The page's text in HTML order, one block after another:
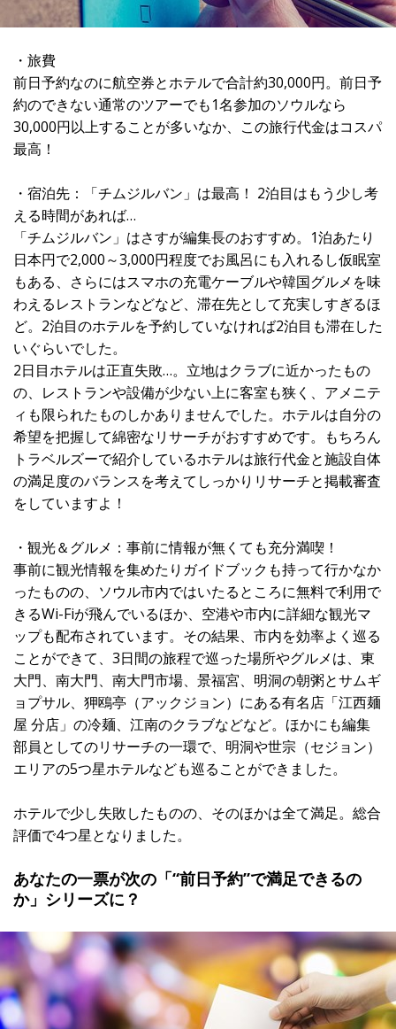
・旅費
前日予約なのに航空券とホテルで合計約30,000円。前日予
約のできない通常のツアーでも1名参加のソウルなら
30,000円以上することが多いなか、この旅行代金はコスパ
最高！
・宿泊先：「チムジルバン」は最高！ 2泊目はもう少し考
える時間があれば…
「チムジルバン」はさすが編集長のおすすめ。1泊あたり
日本円で2,000～3,000円程度でお風呂にも入れるし仮眠室
もある、さらにはスマホの充電ケーブルや韓国グルメを味
わえるレストランなどなど、滞在先として充実しすぎるほ
ど。2泊目のホテルを予約していなければ2泊目も滞在した
いぐらいでした。
2日目ホテルは正直失敗…。立地はクラブに近かったもの
の、レストランや設備が少ない上に客室も狭く、アメニテ
ィも限られたものしかありませんでした。ホテルは自分の
希望を把握して綿密なリサーチがおすすめです。もちろん
トラベルズーで紹介しているホテルは旅行代金と施設自体
の満足度のバランスを考えてしっかりリサーチと掲載審査
をしていますよ！
・観光＆グルメ：事前に情報が無くても充分満喫！
事前に観光情報を集めたりガイドブックも持って行かなか
ったものの、ソウル市内ではいたるところに無料で利用で
きるWi-Fiが飛んでいるほか、空港や市内に詳細な観光マ
ップも配布されています。その結果、市内を効率よく巡る
ことができて、3日間の旅程で巡った場所やグルメは、東
大門、南大門、南大門市場、景福宮、明洞の朝粥とサムギ
ョプサル、狎鴎亭（アックジョン）にある有名店「江西麺
屋 分店」の冷麺、江南のクラブなどなど。ほかにも編集
部員としてのリサーチの一環で、明洞や世宗（セジョン）
エリアの5つ星ホテルなども巡ることができました。
ホテルで少し失敗したものの、そのほかは全て満足。総合
評価で4つ星となりました。
あなたの一票が次の「“前日予約”で満足できるの
か」シリーズに？